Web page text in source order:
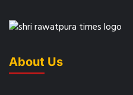
About Us